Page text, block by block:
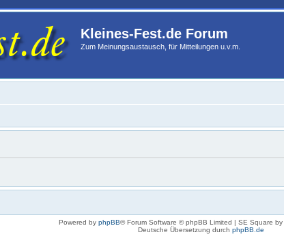
Kleines-Fest.de Forum
Zum Meinungsaustausch, für Mitteilungen u.v.m.
Powered by phpBB® Forum Software © phpBB Limited | SE Square by
Deutsche Übersetzung durch phpBB.de